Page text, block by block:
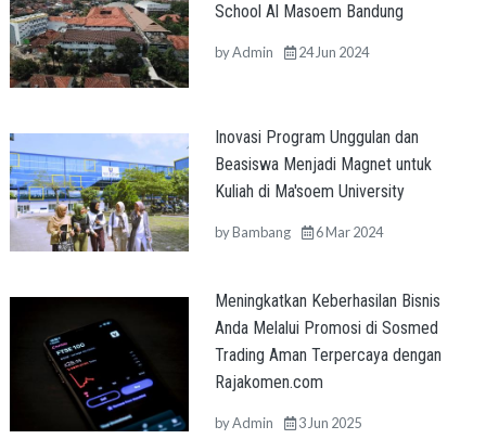
School Al Masoem Bandung
byAdmin 24 Jun 2024
Inovasi Program Unggulan dan
Beasiswa Menjadi Magnet untuk
Kuliah di Ma'soem University
byBambang 6 Mar 2024
Meningkatkan Keberhasilan Bisnis
Anda Melalui Promosi di Sosmed
Trading Aman Terpercaya dengan
Rajakomen.com
byAdmin 3 Jun 2025